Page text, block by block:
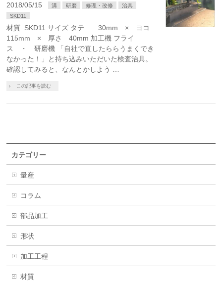
2018/05/15 溝 研磨 修理・改修
治具
SKD11
材質 SKD11 サイズ タテ 30mm × ヨコ
115mm × 厚さ 40mm 加工機 フライ
ス ・ 研磨機 「自社で直したららうまくでき
なかった！」と持ち込みいただいた検査治具。
確認してみると、なんとかしよう …
この記事を読む
カテゴリー
量産
コラム
部品加工
形状
加工工程
材質